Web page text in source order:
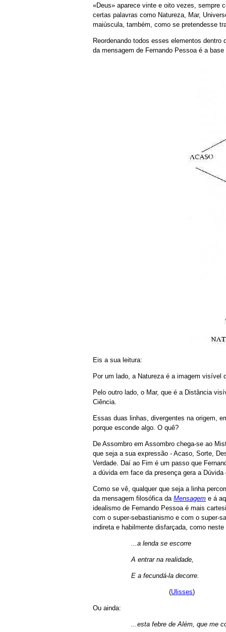
«Deus» aparece vinte e oito vezes, sempre
certas palavras como Natureza, Mar,
maiúscula, também, como se pretendesse
Reordenando todos esses elementos
da mensagem de Fernando Pessoa é a
Eis a sua leitura:
Por um lado, a Natureza é a imagem visível
Pelo outro lado, o Mar, que é a Distância
Ciência.
Essas duas linhas, divergentes na origem,
porque esconde algo. O quê?
De Assombro em Assombro chega-se ao
que seja a sua expressão - Acaso, Sorte,
Verdade. Daí ao Fim é um passo que
a dúvida em face da presença gera a
Como se vê, qualquer que seja a linha
da mensagem filosófica daMensagem e á
idealismo de Fernando Pessoa é mais
com o super-sebastianismo e com o super-
indireta e habilmente disfarçada, como
...a lenda se escorre
A entrar na realidade,
E a fecundá-la decorre.
(Ulisses)
Ou ainda:
...esta febre de Além, que me